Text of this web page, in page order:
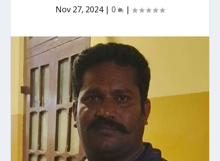
Nov 27, 2024| 0 |